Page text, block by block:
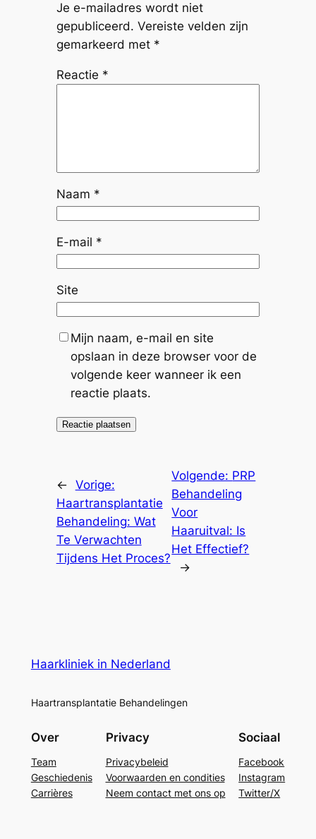
Je e-mailadres wordt niet
gepubliceerd. Vereiste velden zijn
gemarkeerd met *
Reactie *
Naam *
E-mail *
Site
Mijn naam, e-mail en site
opslaan in deze browser voor de
volgende keer wanneer ik een
reactie plaats.
← Vorige:
Haartransplantatie
Behandeling: Wat
Te Verwachten
Tijdens Het Proces?
Volgende: PRP
Behandeling
Voor
Haaruitval: Is
Het Effectief?
→
Haarkliniek in Nederland
Haartransplantatie Behandelingen
Over
Team
Geschiedenis
Carrières
Privacy
Privacybeleid
Voorwaarden en condities
Neem contact met ons op
Sociaal
Facebook
Instagram
Twitter/X